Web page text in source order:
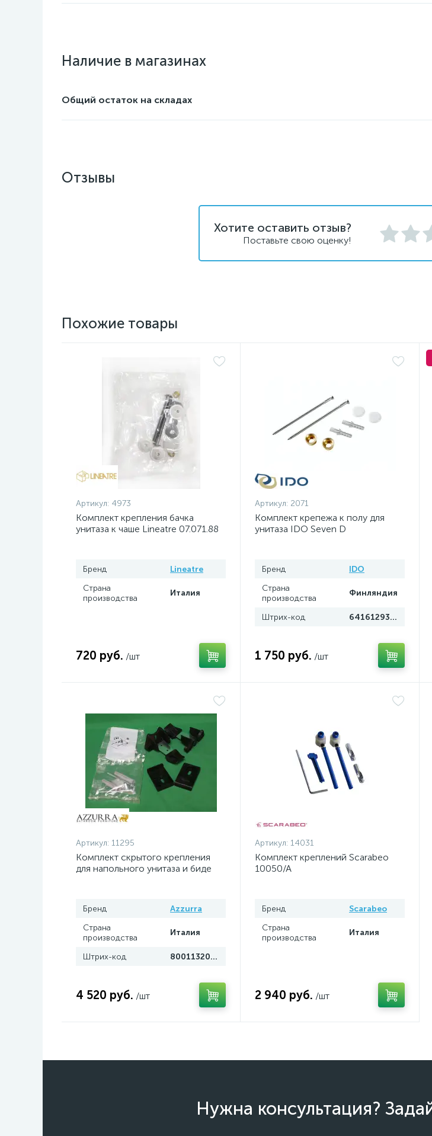
Наличие в магазинах
Общий остаток на складах
Отзывы
Хотите оставить отзыв?
Поставьте свою оценку!
Похожие товары
Артикул: 4973
Комплект крепления бачка
унитаза к чаше Lineatre 07.071.88
Бренд
Lineatre
Страна
производства
Италия
720 руб. /шт
Артикул: 2071
Комплект крепежа к полу для
унитаза IDO Seven D
Бренд
IDO
Страна
производства
Финляндия
Штрих-код 6416129362747
1 750 руб. /шт
Артикул: 11295
Комплект скрытого крепления
для напольного унитаза и биде
Бренд
Azzurra
Страна
производства
Италия
Штрих-код 8001132049105
4 520 руб. /шт
Артикул: 14031
Комплект креплений Scarabeo
10050/A
Бренд
Scarabeo
Страна
производства
Италия
2 940 руб. /шт
Нужна консультация?